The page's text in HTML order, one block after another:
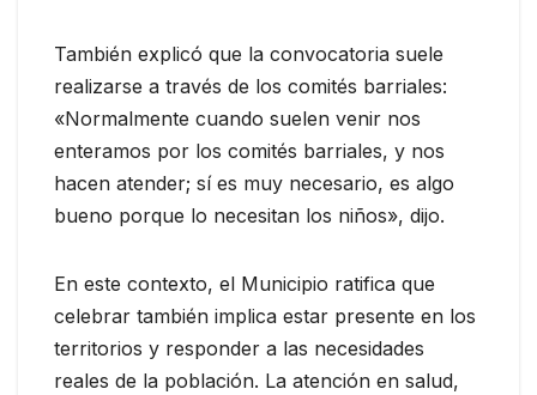
También explicó que la convocatoria suele
realizarse a través de los comités barriales:
«Normalmente cuando suelen venir nos
enteramos por los comités barriales, y nos
hacen atender; sí es muy necesario, es algo
bueno porque lo necesitan los niños», dijo.
En este contexto, el Municipio ratifica que
celebrar también implica estar presente en los
territorios y responder a las necesidades
reales de la población. La atención en salud,